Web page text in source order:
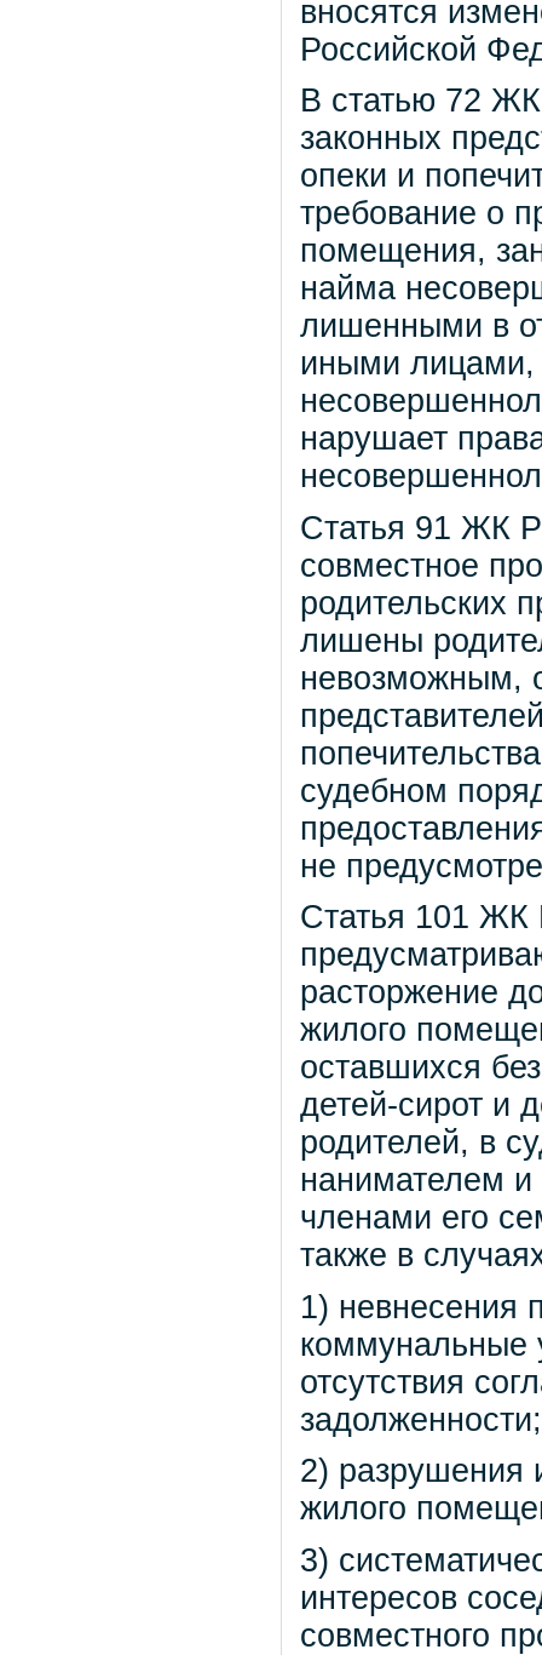
вносятся
Российской
В статью 72
законных
опеки и
требование о
помещения,
найма
лишенными в
иными
нарушает
Статья 91 ЖК
совместное
родительских
лишены
невозможным,
судебном
не
Статья 101 ЖК
расторжение
жилого
оставшихся
детей-сирот и
родителей, в
нанимателем
членами его
также в
1) невнесения
коммунальные
отсутствия
задолженности;
2) разрушения
жилого
3)
интересов
совместного